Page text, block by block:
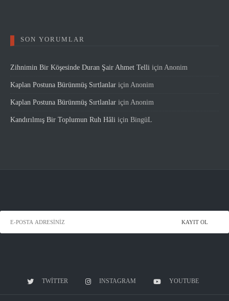
SON YORUMLAR
Zihnimin Bir Köşesinde Duran Şair Ahmet Telli içinAnonim
Kaplan Postuna Bürünmüş Sırtlanlar içinAnonim
Kaplan Postuna Bürünmüş Sırtlanlar içinAnonim
Kandırılmış Bir Toplumun Ruh Hâli için BingüL
TWITTER INSTAGRAM YOUTUBE